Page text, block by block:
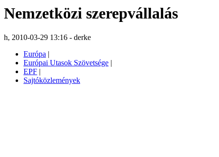
Nemzetközi szerepvállalás
h, 2010-03-29 13:16 - derke
Európa |
Európai Utasok Szövetsége |
EPF |
Sajtóközlemények